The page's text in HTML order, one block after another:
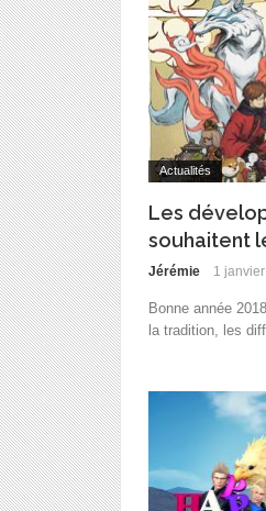
Actualités
Les
souhaitent
Jérémie 1
Bonne année
la tradition, les